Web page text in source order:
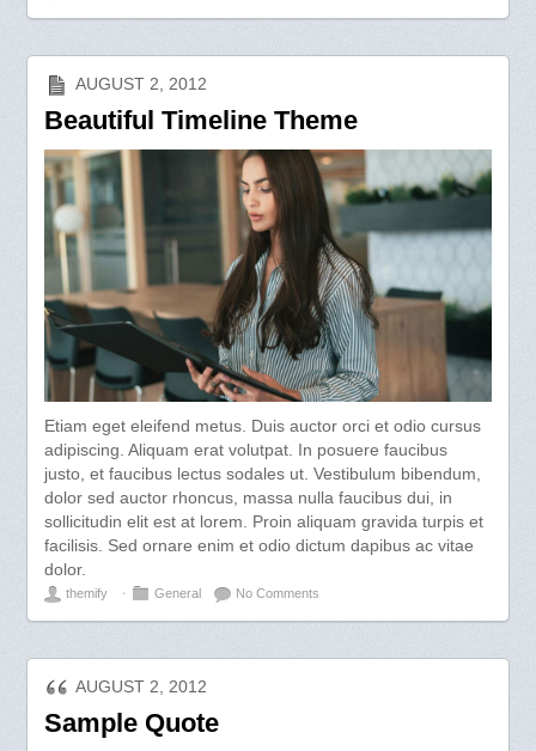
AUGUST 2, 2012
Beautiful Timeline Theme
Etiam eget eleifend metus. Duis auctor orci et odio cursus
adipiscing. Aliquam erat volutpat. In posuere faucibus
justo, et faucibus lectus sodales ut. Vestibulum bibendum,
dolor sed auctor rhoncus, massa nulla faucibus dui, in
sollicitudin elit est at lorem. Proin aliquam gravida turpis et
facilisis. Sed ornare enim et odio dictum dapibus ac vitae
dolor.
themify ⋅ General No Comments
AUGUST 2, 2012
Sample Quote